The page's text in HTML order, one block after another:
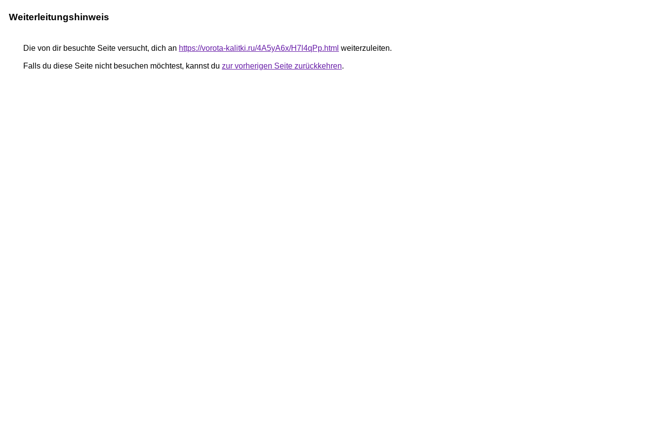
Weiterleitungshinweis
Die von dir besuchte Seite versucht, dich an https://vorota-kalitki.ru/4A5yA6x/H7l4qPp.html weiterzuleiten.
Falls du diese Seite nicht besuchen möchtest, kannst du zur vorherigen Seite zurückkehren.